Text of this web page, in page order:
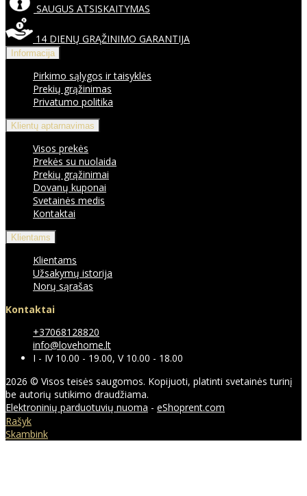
SAUGUS ATSISKAITYMAS
14 DIENŲ GRĄŽINIMO GARANTIJA
Informacija
Pirkimo sąlygos ir taisyklės
Prekių grąžinimas
Privatumo politika
Klientų aptarnavimas
Visos prekės
Prekės su nuolaida
Prekių grąžinimai
Dovanų kuponai
Svetainės medis
Kontaktai
Klientams
Klientams
Užsakymų istorija
Norų sąrašas
Kontaktai
+37068128820
info@lovehome.lt
I - IV 10.00 - 19.00, V 10.00 - 18.00
2026 © Visos teisės saugomos. Kopijuoti, platinti svetainės turinį
be autorių sutikimo draudžiama.
Elektroninių parduotuvių nuoma - eShoprent.com
Rašyk
Skambink